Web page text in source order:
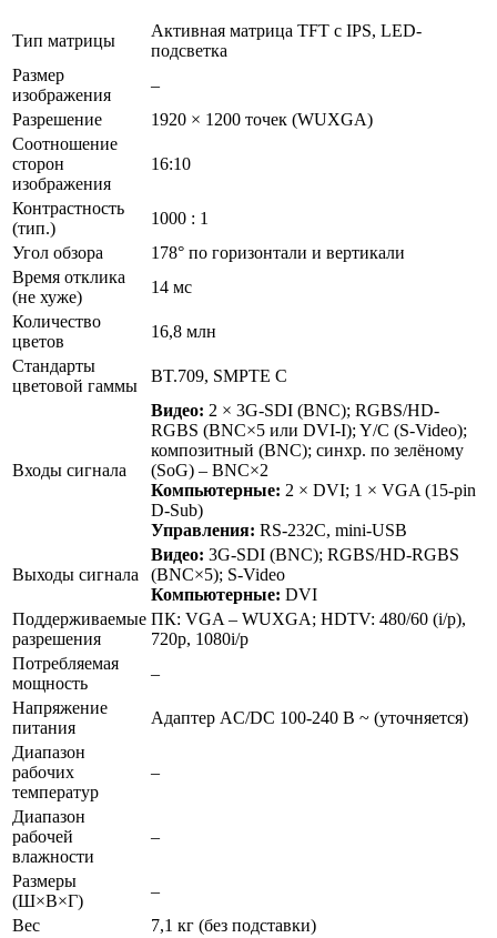
Тип матрицы
Активная матрица TFT c IPS, LED-
подсветка
Размер
изображения
–
Разрешение
1920 × 1200 точек (WUXGA)
Соотношение
сторон
изображения
16:10
Контрастность
(тип.)
1000 : 1
Угол обзора
178° по горизонтали и вертикали
Время отклика
(не хуже)
14 мс
Количество
цветов
16,8 млн
Стандарты
цветовой гаммы
BT.709, SMPTE C
Входы сигнала
Видео: 2 × 3G-SDI (BNC); RGBS/HD-
RGBS (BNC×5 или DVI-I); Y/C (S-Video);
композитный (BNC); синхр. по зелёному
(SoG) – BNC×2
Компьютерные: 2 × DVI; 1 × VGA (15-pin
D-Sub)
Управления: RS-232C, mini-USB
Выходы сигнала
Видео: 3G-SDI (BNC); RGBS/HD-RGBS
(BNC×5); S-Video
Компьютерные: DVI
Поддерживаемые
разрешения
ПК: VGA – WUXGA; HDTV: 480/60 (i/p),
720p, 1080i/p
Потребляемая
мощность
–
Напряжение
питания
Адаптер AC/DC 100-240 В ~ (уточняется)
Диапазон
рабочих
температур
–
Диапазон
рабочей
влажности
–
Размеры
(Ш×В×Г)
–
Вес
7,1 кг (без подставки)